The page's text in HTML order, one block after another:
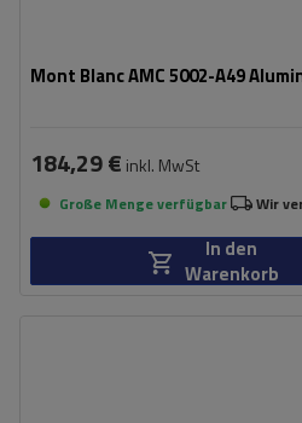
Mont Blanc AMC 5002-A49
184,29 € inkl. MwSt
Große Menge verfügbar Wir
In den
Warenkorb